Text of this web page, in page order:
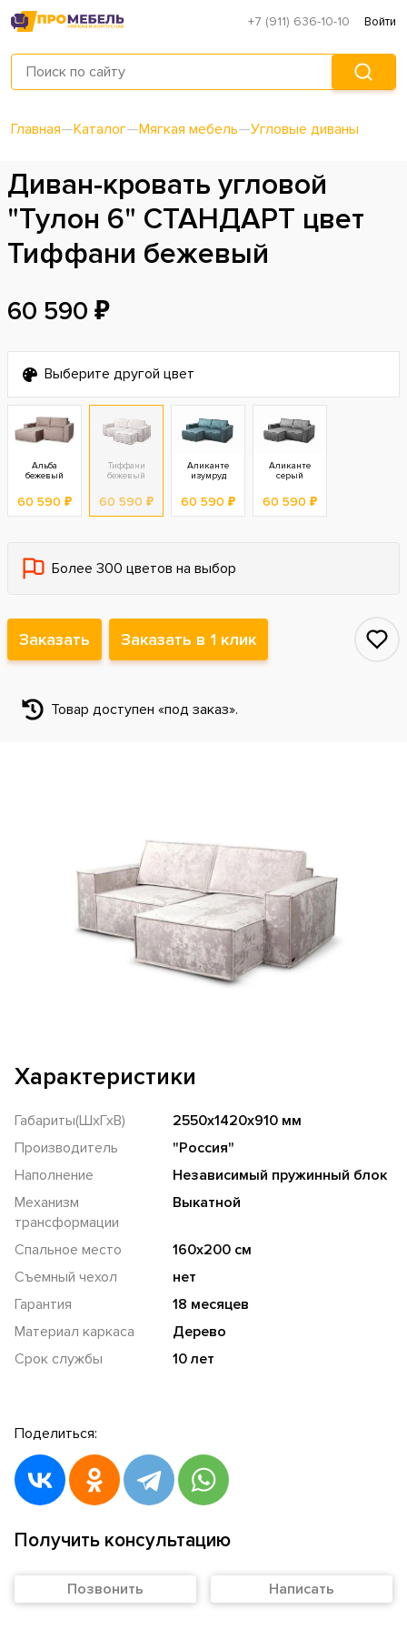
+7 (911) 636-10-10 Войти
Главная—Каталог—Мягкая мебель—Угловые диваны
Диван-кровать угловой
"Тулон 6" СТАНДАРТ цвет
Тиффани бежевый
60 590 ₽
Выберите другой цвет
Альба
бежевый
60 590 ₽
Тиффани
бежевый
60 590 ₽
Аликанте
изумруд
60 590 ₽
Аликанте
серый
60 590 ₽
Более 300 цветов на выбор
Заказать Заказать в 1 клик
Товар доступен «под заказ».
Характеристики
Габариты(ШхГхВ)
2550х1420х910 мм
Производитель
"Россия"
Наполнение
Независимый пружинный блок
Механизм
трансформации
Выкатной
Спальное место
160х200 см
Съемный чехол
нет
Гарантия
18 месяцев
Материал каркаса
Дерево
Срок службы
10 лет
Поделиться:
Получить консультацию
Позвонить Написать